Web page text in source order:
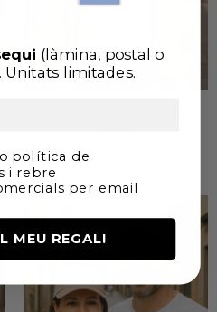
VEURE MÉS
(làmina, postal o
Unitats limitades.
Política de Privadesa i
política de
i rebre
per email
MEU REGAL!